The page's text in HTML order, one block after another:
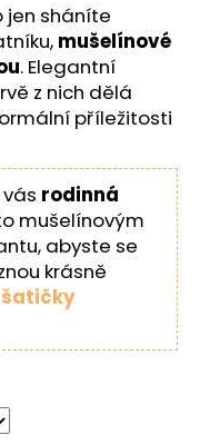
jen sháníte
mušelínové
. Elegantní
z nich dělá
příležitosti
rodinná
mušelínovým
abyste se
krásně
šatičky